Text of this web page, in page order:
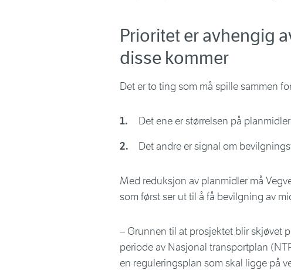
Prioritet er avhengig
disse kommer
Det er to ting som må spille sammen
Det ene er størrelsen på planmidler
Det andre er signal om
Med reduksjon av planmidler må
som først ser ut til å få bevilgning av
– Grunnen til at prosjektet blir skjøvet
periode av Nasjonal transportplan
en reguleringsplan som skal ligge på